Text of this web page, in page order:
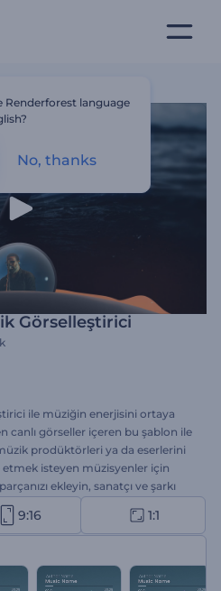
Görselleştirici
ile müziğin enerjisini ortaya
canlı görseller içeren bu şablon ile
prodüktörleri ya da eserlerini
etmek isteyen müzisyenler için
ekleyin, sanatçı ve şarkı
müzik deneyimine hazırlanın.
9:16 1:1
Renderforest language
No, thanks